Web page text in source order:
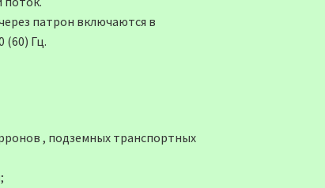
патрон включаются в
(60) Гц.
, подземных транспортных